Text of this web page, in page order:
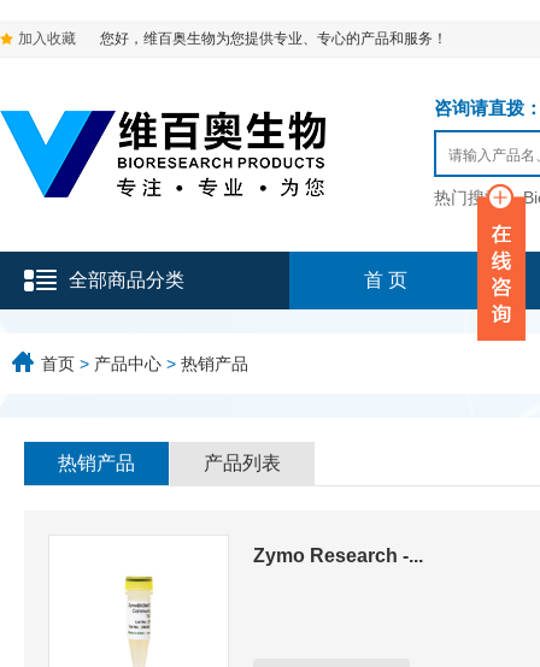
加入收藏 您好，维百奥生物为您提供专业、专心的产品和服务！
咨询请直拨
热门搜索：
全部商品分类 首 页
首页 > 产品中心 > 热销产品
热销产品 产品列表
Zymo Research -...